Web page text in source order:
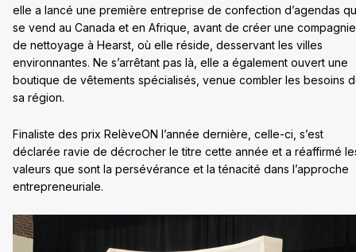
elle a lancé une première entreprise de confection d’agendas
se vend au Canada et en Afrique, avant de créer une compagnie
de nettoyage à Hearst, où elle réside, desservant les villes
environnantes. Ne s’arrêtant pas là, elle a également ouvert une
boutique de vêtements spécialisés, venue combler les besoins
sa région.
Finaliste des prix RelèveON l’année dernière, celle-ci, s’est
déclarée ravie de décrocher le titre cette année et a réaffirmé
valeurs que sont la persévérance et la ténacité dans l’approche
entrepreneuriale.